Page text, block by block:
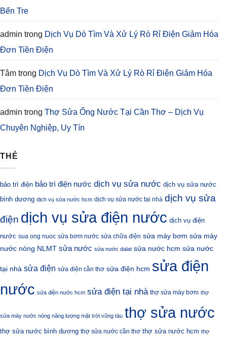
Bến Tre
admin trong Dịch Vụ Dò Tìm Và Xử Lý Rò Rỉ Điện Giảm Hóa
Đơn Tiền Điện
Tâm trong Dịch Vụ Dò Tìm Và Xử Lý Rò Rỉ Điện Giảm Hóa
Đơn Tiền Điện
admin trong Thợ Sửa Ống Nước Tại Cần Thơ – Dịch Vụ
Chuyên Nghiệp, Uy Tín
THẺ
bảo trì điện bảo trì điện nước dịch vụ sửa nước dịch vụ sửa nước
bình dương dịch vụ sửa nước hcm dịch vụ sửa nước tại nhà dịch vụ sửa
điện dịch vụ sửa điện nước dịch vụ điện
nước sua ong nuoc sửa bơm nước sửa chữa điện sửa máy bơm sửa máy
nước nóng NLMT sửa nước sửa nước dalat sửa nước hcm sửa nước
tại nhà sửa điện sửa điện cần thơ sửa điện hcm sửa điện
nước sửa điện nước hcm sửa điện tại nhà thợ sửa máy bơm thợ
sửa máy nước nóng năng lượng mặt trời vũng tàu thợ sửa nước
thợ sửa nước bình dương thợ sửa nước cần thơ thợ sửa nước hcm thợ